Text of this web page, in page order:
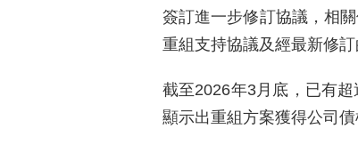
簽訂進一步修訂協議，相
重組支持協議及經最新修
截至2026年3月底，已有
顯示出重組方案獲得公司債